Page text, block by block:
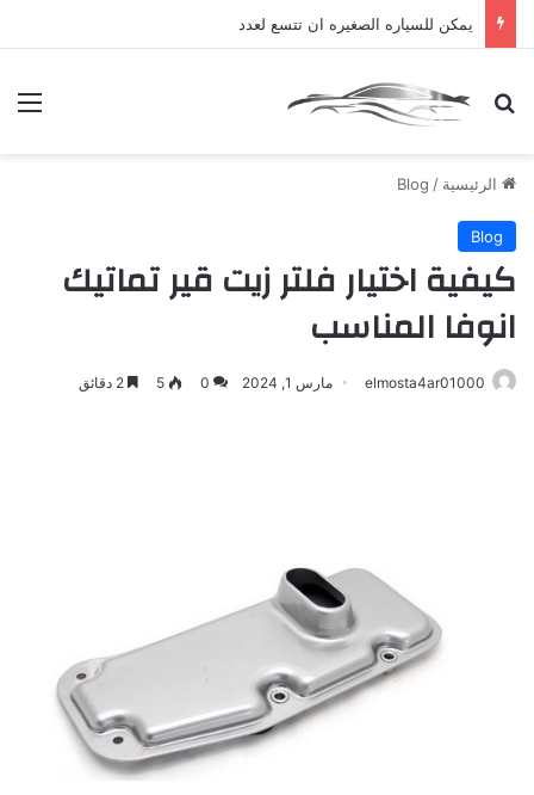
يمكن للسياره الصغيره ان تتسع لعدد
بحث عن
الرئيسية /
Blog
Blog
كيفية اختيار فلتر زيت قير تماتيك
انوفا المناسب
elmosta4ar01000 مارس 1, 2024 0
5